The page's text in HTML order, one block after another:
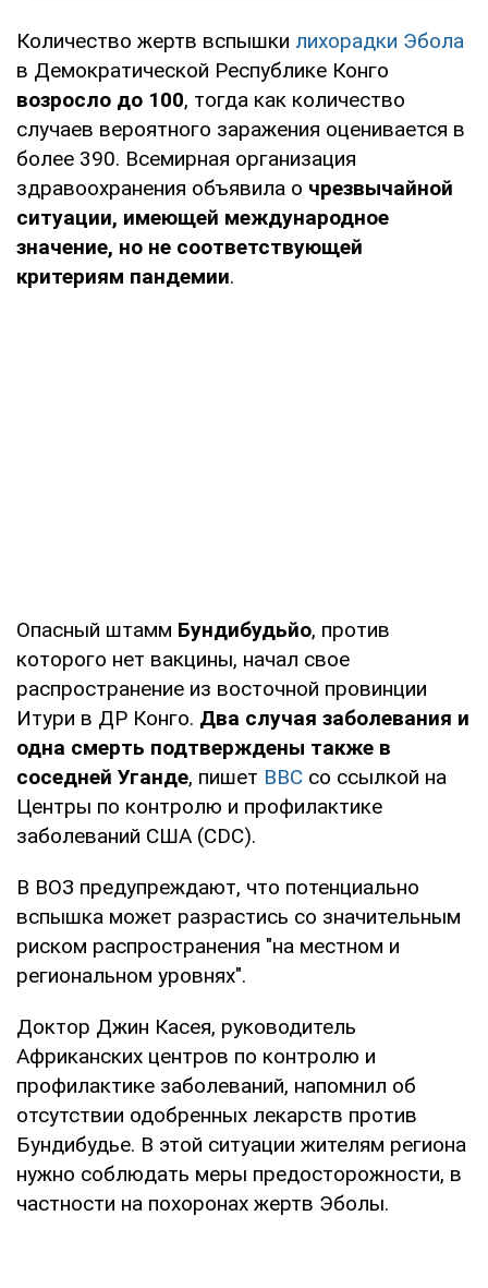
Количество жертв вспышки лихорадки Эбола
в Демократической Республике Конго
возросло до 100, тогда как количество
случаев вероятного заражения оценивается в
более 390. Всемирная организация
здравоохранения объявила о чрезвычайной
ситуации, имеющей международное
значение, но не соответствующей
критериям пандемии.
Опасный штамм Бундибудьйо, против
которого нет вакцины, начал свое
распространение из восточной провинции
Итури в ДР Конго. Два случая заболевания и
одна смерть подтверждены также в
соседней Уганде, пишет BBC со ссылкой на
Центры по контролю и профилактике
заболеваний США (CDC).
В ВОЗ предупреждают, что потенциально
вспышка может разрастись со значительным
риском распространения "на местном и
региональном уровнях".
Доктор Джин Касея, руководитель
Африканских центров по контролю и
профилактике заболеваний, напомнил об
отсутствии одобренных лекарств против
Бундибудье. В этой ситуации жителям региона
нужно соблюдать меры предосторожности, в
частности на похоронах жертв Эболы.